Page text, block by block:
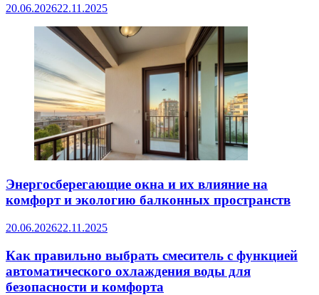
20.06.202622.11.2025
Энергосберегающие окна и их влияние на
комфорт и экологию балконных пространств
20.06.202622.11.2025
Как правильно выбрать смеситель с функцией
автоматического охлаждения воды для
безопасности и комфорта